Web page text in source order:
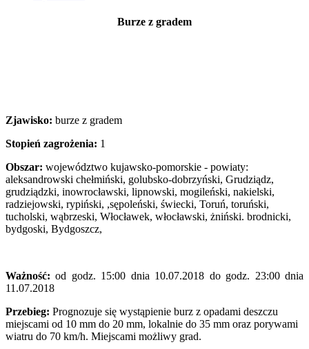
Burze z gradem
Zjawisko: burze z gradem
Stopień zagrożenia: 1
Obszar: województwo kujawsko-pomorskie - powiaty:
aleksandrowski chełmiński, golubsko-dobrzyński, Grudziądz,
grudziądzki, inowrocławski, lipnowski, mogileński, nakielski,
radziejowski, rypiński, ,sępoleński, świecki, Toruń, toruński,
tucholski, wąbrzeski, Włocławek, włocławski, żniński. brodnicki,
bydgoski, Bydgoszcz,
Ważność:od godz. 15:00 dnia 10.07.2018 do godz. 23:00 dnia
11.07.2018
Przebieg: Prognozuje się wystąpienie burz z opadami deszczu
miejscami od 10 mm do 20 mm, lokalnie do 35 mm oraz porywami
wiatru do 70 km/h. Miejscami możliwy grad.